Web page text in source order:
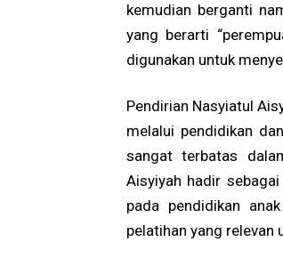
kemudian berganti
yang berarti
digunakan untuk
Pendirian Nasyiatul
melalui pendidikan
sangat terbatas
Aisyiyah hadir
pada pendidikan
pelatihan yang relevan